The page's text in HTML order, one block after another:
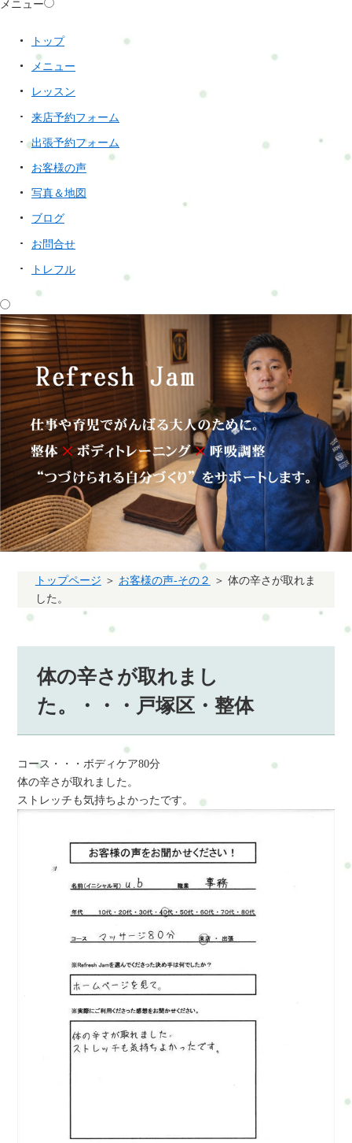
メニュー
トップ
メニュー
レッスン
来店予約フォーム
出張予約フォーム
お客様の声
写真＆地図
ブログ
お問合せ
トレフル
トップページ ＞ お客様の声-その２
＞ 体の辛さが取れま
した。
体の辛さが取れまし
た。・・・戸塚区・整体
コース・・・ボディケア80分
体の辛さが取れました。
ストレッチも気持ちよかったです。